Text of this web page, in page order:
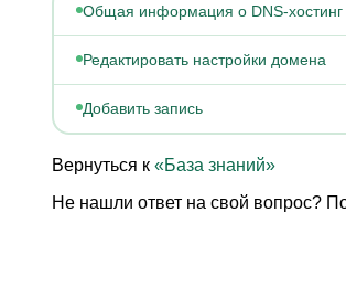
Общая информация о DNS-хостинг
Редактировать настройки домена
Добавить запись
Вернуться к «База знаний»
Не нашли ответ на свой вопрос?